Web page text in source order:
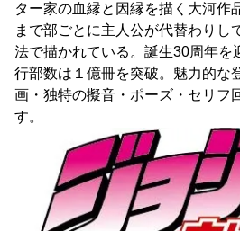
ター家の血縁と因縁を描く大河作
まで部ごとに主人公が代替わりし
法で描かれている。誕生30周年を
行部数は１億冊を突破。魅力的な
画・独特の擬音・ポーズ・セリフ
す。